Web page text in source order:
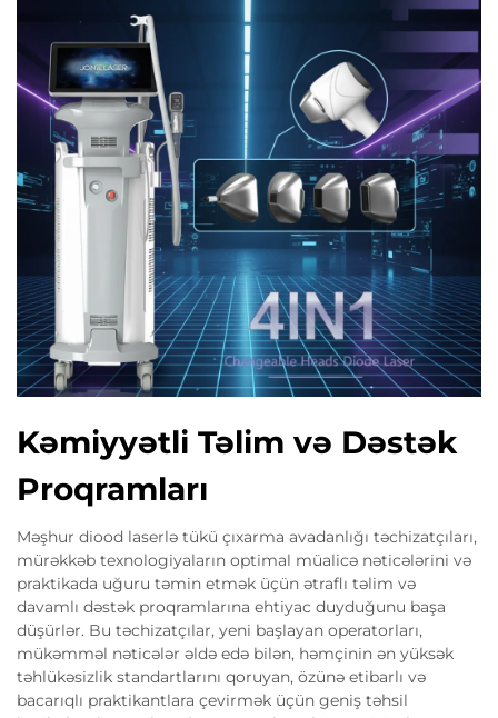
Kəmiyyətli Təlim və Dəstək
Proqramları
Məşhur diood laserlə tükü çıxarma avadanlığı təchizatçıları,
mürəkkəb texnologiyaların optimal müalicə nəticələrini və
praktikada uğuru təmin etmək üçün ətraflı təlim və
davamlı dəstək proqramlarına ehtiyac duyduğunu başa
düşürlər. Bu təchizatçılar, yeni başlayan operatorları,
mükəmməl nəticələr əldə edə bilən, həmçinin ən yüksək
təhlükəsizlik standartlarını qoruyan, özünə etibarlı və
bacarıqlı praktikantlara çevirmək üçün geniş təhsil